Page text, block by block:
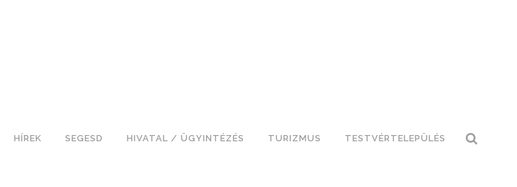
HÍREK SEGESD HIVATAL / ÜGYINTÉZÉS TURIZMUS TESTVÉRTELEPÜLÉS